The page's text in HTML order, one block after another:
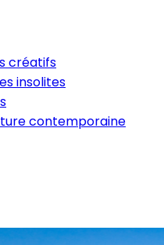
créatifs
insolites
contemporaine